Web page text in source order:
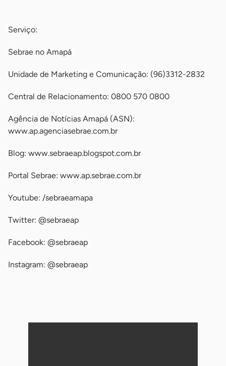
Serviço:
Sebrae no Amapá
Unidade de Marketing e Comunicação: (96)3312-2832
Central de Relacionamento: 0800 570 0800
Agência de Notícias Amapá (ASN):
www.ap.agenciasebrae.com.br
Blog: www.sebraeap.blogspot.com.br
Portal Sebrae: www.ap.sebrae.com.br
Youtube: /sebraeamapa
Twitter: @sebraeap
Facebook: @sebraeap
Instagram: @sebraeap